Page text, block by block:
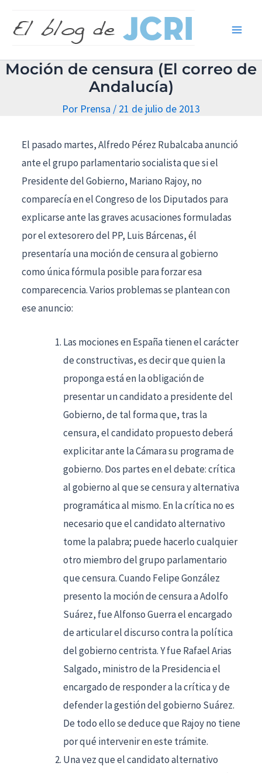
Moción de censura (El correo de
Andalucía)
Por Prensa / 21 de julio de 2013
El pasado martes, Alfredo Pérez Rubalcaba anunció
ante el grupo parlamentario socialista que si el
Presidente del Gobierno, Mariano Rajoy, no
comparecía en el Congreso de los Diputados para
explicarse ante las graves acusaciones formuladas
por el extesorero del PP, Luis Bárcenas, él
presentaría una moción de censura al gobierno
como única fórmula posible para forzar esa
comparecencia. Varios problemas se plantean con
ese anuncio:
Las mociones en España tienen el carácter
de constructivas, es decir que quien la
proponga está en la obligación de
presentar un candidato a presidente del
Gobierno, de tal forma que, tras la
censura, el candidato propuesto deberá
explicitar ante la Cámara su programa de
gobierno. Dos partes en el debate: crítica
al gobierno al que se censura y alternativa
programática al mismo. En la crítica no es
necesario que el candidato alternativo
tome la palabra; puede hacerlo cualquier
otro miembro del grupo parlamentario
que censura. Cuando Felipe González
presento la moción de censura a Adolfo
Suárez, fue Alfonso Guerra el encargado
de articular el discurso contra la política
del gobierno centrista. Y fue Rafael Arias
Salgado, ministro de la Presidencia el
encargado de responder a la crítica y de
defender la gestión del gobierno Suárez.
De todo ello se deduce que Rajoy no tiene
por qué intervenir en este trámite.
Una vez que el candidato alternativo